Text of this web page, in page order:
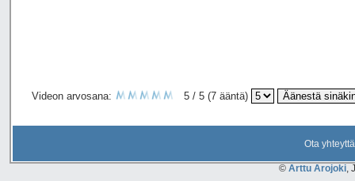
Videon arvosana: 5 / 5 (7 ääntä)
Ota
© Arttu Arojoki ,